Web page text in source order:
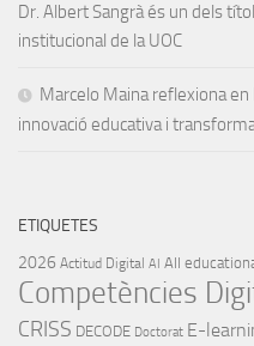
Dr. Albert Sangrà és un dels
institucional de la UOC
Marcelo Maina reflexiona
innovació educativa i
ETIQUETES
2026 Actitud Digital AI All
Competències
CRISS DECODE Doctorat E-